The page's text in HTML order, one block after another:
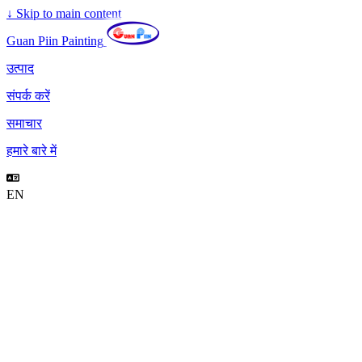
↓ Skip to main content
Guan Piin Painting
उत्पाद
संपर्क करें
समाचार
हमारे बारे में
EN